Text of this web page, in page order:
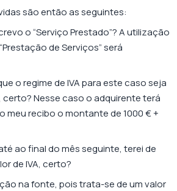
são então as seguintes:
o “Serviço Prestado”? A utilização
de Serviços” será
o regime de IVA para este caso seja
certo? Nesse caso o adquirente terá
meu recibo o montante de 1000 € +
ao final do mês seguinte, terei de
de IVA, certo?
na fonte, pois trata-se de um valor